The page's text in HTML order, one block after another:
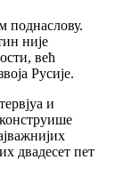
поднаслову.
није
већ
Русије.
и
двадесет пет